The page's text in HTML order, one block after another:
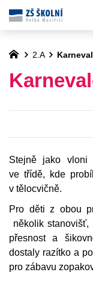
2.A
Stejně jako
ve třídě, kde
v tělocvičně.
Pro děti z obou
několik stanovišť,
přesnost a
dostaly razítko a
pro zábavu